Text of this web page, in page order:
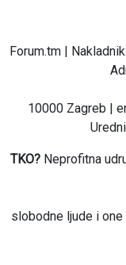
Forum.tm |
10000 Zagreb |
TKO?Neprofitna
slobodne ljude i